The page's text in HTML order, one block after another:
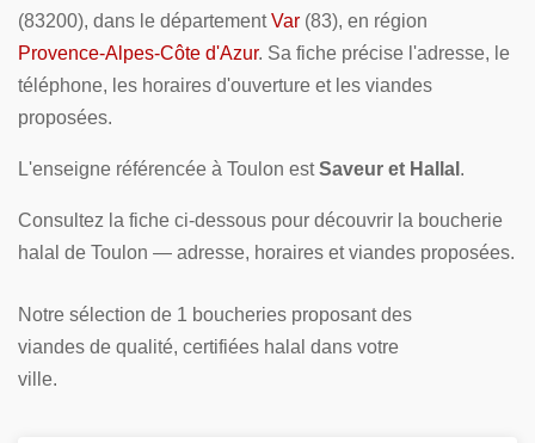
(83200), dans le départementVar (83), en région
Provence-Alpes-Côte d'Azur. Sa fiche précise l'adresse, le
téléphone, les horaires d'ouverture et les viandes
proposées.
L'enseigne référencée à Toulon estSaveur et Hallal .
Consultez la fiche ci-dessous pour découvrir la boucherie
halal de Toulon — adresse, horaires et viandes proposées.
Notre sélection de 1 boucheries proposant des
viandes de qualité, certifiées halal dans votre
ville.